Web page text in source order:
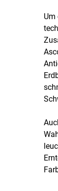
Um